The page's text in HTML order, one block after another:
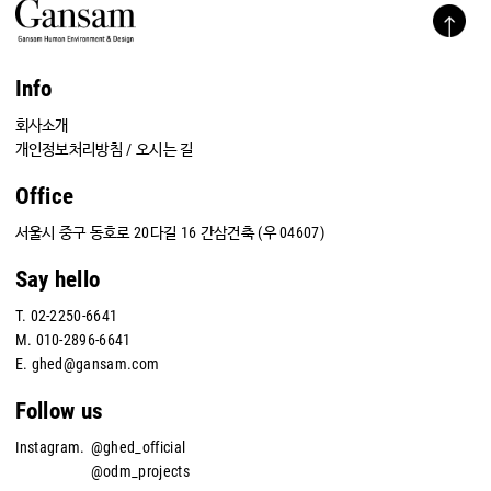
Info
회사소개
개인정보처리방침 / 오시는 길
Office
서울시 중구 동호로 20다길 16 간삼건축 (우 04607)
Say hello
T. 02-2250-6641
M. 010-2896-6641
E. ghed@gansam.com
Follow us
Instagram. @ghed_official
@odm_projects